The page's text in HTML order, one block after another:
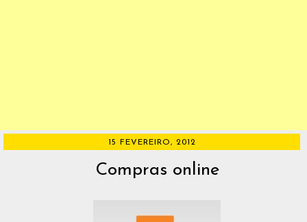
15 FEVEREIRO, 2012
Compras online